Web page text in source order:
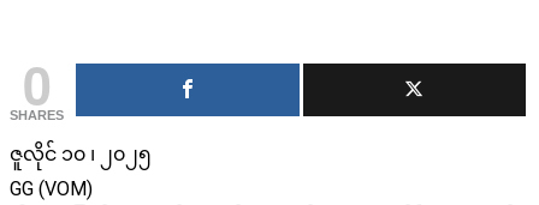
0
SHARES
ဇူလိုင် ၁၀ ၊ ၂၀၂၅
GG (VOM)